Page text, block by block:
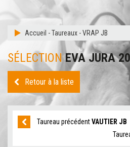
Accueil -Taureaux -VRAP JB
SÉLECTIONEVA JURA
Retour à la liste
Taureau précédentVAUTIER JB